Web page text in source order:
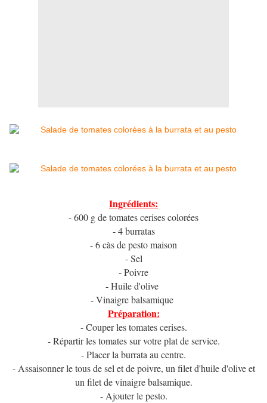
Ingrédients:
- 600 g de tomates cerises colorées
- 4 burratas
- 6 càs de pesto maison
- Sel
- Poivre
- Huile d'olive
- Vinaigre balsamique
Préparation:
- Couper les tomates cerises.
- Répartir les tomates sur votre plat de service.
- Placer la burrata au centre.
- Assaisonner le tous de sel et de poivre, un filet d'huile d'olive et
un filet de vinaigre balsamique.
- Ajouter le pesto.